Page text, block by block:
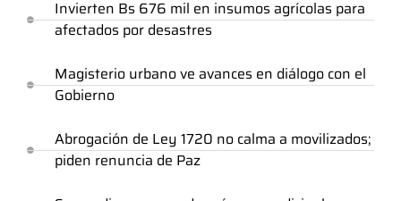
Invierten Bs 676 mil en insumos agrícolas para
afectados por desastres
Magisterio urbano ve avances en diálogo con el
Gobierno
Abrogación de Ley 1720 no calma a movilizados;
piden renuncia de Paz